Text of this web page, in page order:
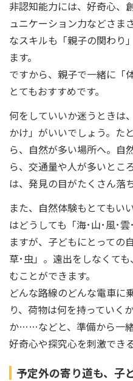
非認知能力には、好奇心、
ュニケーション力などさま
なスキルも「親子の関わり
ます。
ですから、親子で一緒に「
とてもおすすめです。
何をしていいか迷うときは
かけ」がいいでしょう。た
ら、自然が多い場所へ。自
ら、交通量や人が多いとこ
は、発見の目がたくさん落
また、自然体験もとてもい
はどうしても「海･山･風･
ますが、子どもにとっての
草･虫」。遠出をしなくて
むことができます。
どんな路線のどんな電車に
り、荷物は何を持っていく
か……などと、準備から一
好奇心や探究心を刺激でき
予定外の寄り道も、子